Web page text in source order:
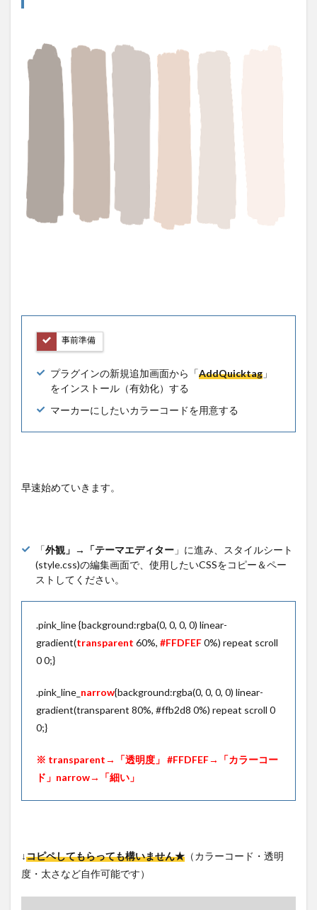
事前準備
プラグインの新規追加画面から「AddQuicktag 」
をインストール（有効化）する
マーカーにしたいカラーコードを用意する
早速始めていきます。
「外観」→「テーマエディター 」に進み、スタイルシート
(style.css)の編集画面で、使用したいCSSをコピー＆ペー
ストしてください。
.pink_line {background:rgba(0, 0, 0, 0) linear-
gradient(transparent 60%, #FFDFEF0%) repeat scroll
0 0;}
.pink_line_ narrow{background:rgba(0, 0, 0, 0) linear-
gradient(transparent 80%, #ffb2d8 0%) repeat scroll 0
0;}
※ transparent→「透明度」 #FFDFEF→「カラーコー
ド」narrow→「細い」
↓コピペしてもらっても構いません★ （カラーコード・透明
度・太さなど自作可能です）